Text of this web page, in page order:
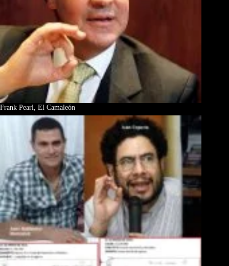
Frank Pearl, El Camaleón